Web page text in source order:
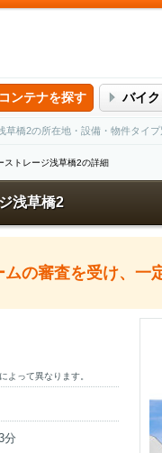
ンテナを探す バイ
橋2の所在地・設備・物件タイ
ストレージ浅草橋2の詳細
浅草橋2
の審査を受け、一
よって異なります。
分